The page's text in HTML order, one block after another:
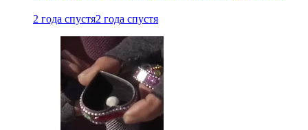
2 года спустя2 года спустя